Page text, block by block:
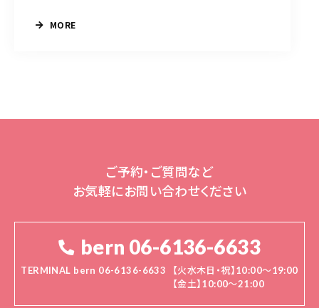
MORE
ご予約・ご質問など
お気軽にお問い合わせください
bern 06-6136-6633
TERMINAL bern 06-6136-6633
【火水木日・祝】10:00～19:00
【金土】10:00〜21:00